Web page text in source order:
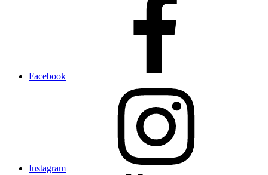
Facebook
Instagram